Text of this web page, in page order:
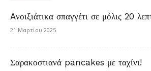
Aνοιξιάτικα σπαγγέτι σε μόλις 20
21 Μαρτίου 2025
Σαρακοστιανά pancakes με ταχίνι!